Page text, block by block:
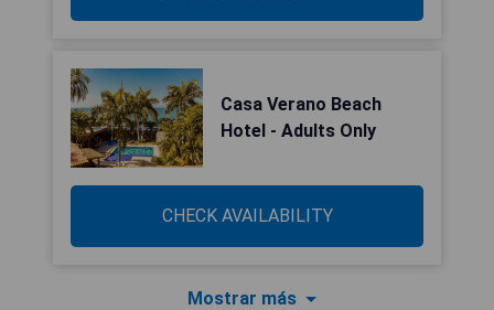
Casa Verano Beach
Hotel - Adults Only
CHECK AVAILABILITY
Mostrar más